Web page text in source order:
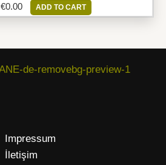
€0.00 ADD TO CART
Impressum
İletişim